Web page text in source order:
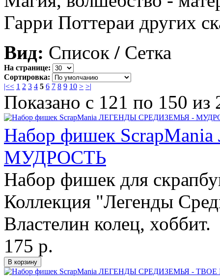
Гарри Поттераи других
Вид: Список / Сетка
На странице:
Сортировка:
|<< 1 2 3 4 5 6 7 8 9 10 > >|
Показано с 121 по 150 из
Набор фишек
МУДРОСТЬ
Набор фишек для
Коллекция "Легенды
Властелин колец, хоббит.
175 р.